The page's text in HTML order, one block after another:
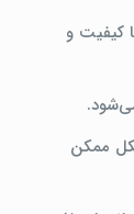
کیفیت و
ممکن